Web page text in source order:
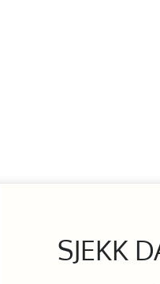
SJEKK